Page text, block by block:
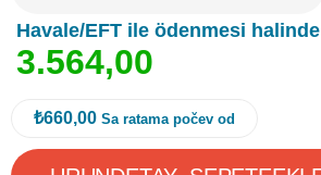
Havale/EFT ile ödenmesi halinde
3.564,00
₺660,00 Sa ratama počev od